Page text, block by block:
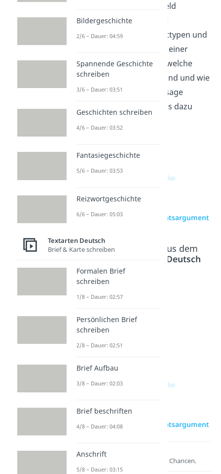
gehört in das Themenfeld
Argumente. Du ordnest
verschiedene Argumenttypen und
Belege und passt sie zu einer
These. So erkennst du, welche
Gründe wirklich stark sind und wie
du sie klar in deine Aussage
einbaust. Weitere Videos dazu
zur Videoseite: Autoritätsargument
Beliebte Inhalte aus dem
Textarten Deutsch
ann-
Argume
nt
03:00
03:00
zur Videoseite: Autoritätsargument
Entdecke hier deine Chancen.
Bildergeschichte
2/6 – Dauer: 04:59
Spannende Geschichte
schreiben
3/6 – Dauer: 03:51
Geschichten schreiben
4/6 – Dauer: 03:52
Fantasiegeschichte
5/6 – Dauer: 03:53
Reizwortgeschichte
6/6 – Dauer: 05:03
Textarten Deutsch
Brief & Karte schreiben
Formalen Brief
schreiben
1/8 – Dauer: 02:57
Persönlichen Brief
schreiben
2/8 – Dauer: 02:51
Brief Aufbau
3/8 – Dauer: 02:03
Brief beschriften
4/8 – Dauer: 04:08
Anschrift
5/8 – Dauer: 03:15